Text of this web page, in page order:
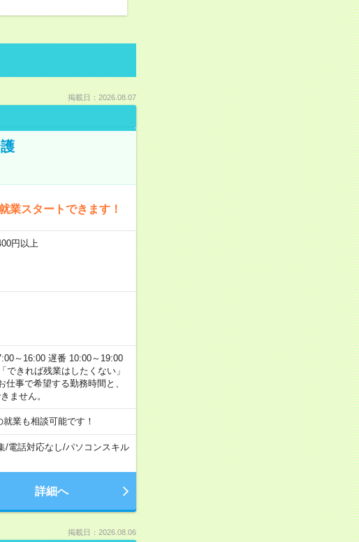
掲載日：2026.08.07
業スタートできます！
円以上
～16:00 遅番 10:00～19:00
できれば残業はしたくない」
事で希望する勤務時間と、
ません。
業も相談可能です！
/電話対応なし/パソコンスキル
詳細へ
掲載日：2026.08.06